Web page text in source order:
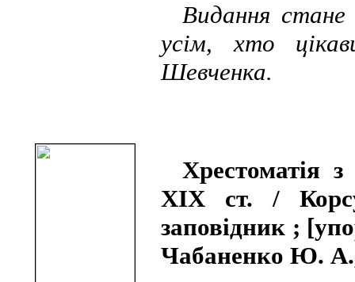
Видання
усім, хто
Шевченка.
Хрестоматія
ХІХ ст. /
заповідник ;
Чабаненко Ю.